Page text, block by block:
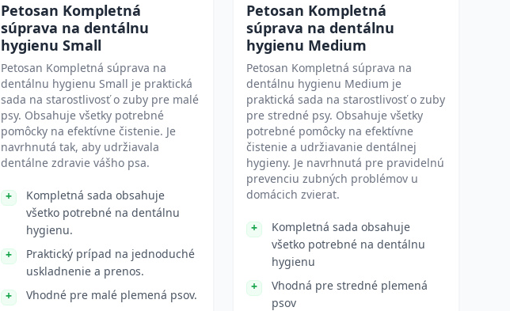
Petosan Kompletná
súprava na dentálnu
hygienu Small
Petosan Kompletná súprava na
dentálnu hygienu Small je praktická
sada na starostlivosť o zuby pre malé
psy. Obsahuje všetky potrebné
pomôcky na efektívne čistenie. Je
navrhnutá tak, aby udržiavala
dentálne zdravie vášho psa.
Kompletná sada obsahuje
všetko potrebné na dentálnu
hygienu.
Praktický prípad na jednoduché
uskladnenie a prenos.
Vhodné pre malé plemená psov.
Petosan Kompletná
súprava na dentálnu
hygienu Medium
Petosan Kompletná súprava na
dentálnu hygienu Medium je
praktická sada na starostlivosť o zuby
pre stredné psy. Obsahuje všetky
potrebné pomôcky na efektívne
čistenie a udržiavanie dentálnej
hygieny. Je navrhnutá pre pravidelnú
prevenciu zubných problémov u
domácich zvierat.
Kompletná sada obsahuje
všetko potrebné na dentálnu
hygienu
Vhodná pre stredné plemená
psov